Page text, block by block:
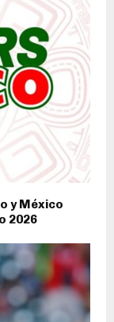
y México
2026